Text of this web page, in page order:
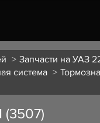
Запчасти на УАЗ
система